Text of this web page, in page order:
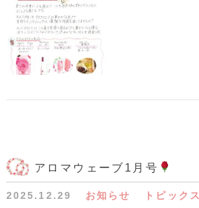
アロマウェーブ1月号
2025.12.29 お知らせ
トピックス